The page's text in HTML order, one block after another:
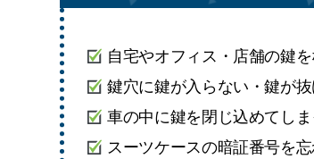
自宅やオフィス・店舗の鍵
鍵穴に鍵が入らない・鍵が
車の中に鍵を閉じ込めてし
スーツケースの暗証番号を